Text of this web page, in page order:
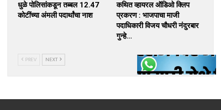
धुळे पोलिसांकडून तब्बल 12.47
कोटींच्या अंमली पदार्थांचा नाश
कथित व्हायरल ऑडिओ क्लिप
प्रकरण : भाजपाचा माजी
पदाधिकारी विजय चौधरी नंदुरबार
गुन्हे…
PREV NEXT